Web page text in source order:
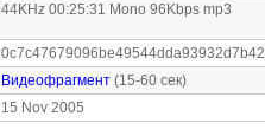
44KHz 00:25:31 Mono 96Kbps mp3
0c7c47679096be49544dda93932d7b42
Видеофрагмент (15-60 сек)
15 Nov 2005